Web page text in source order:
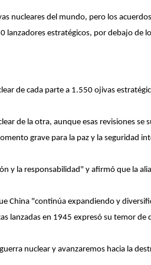
nucleares del mundo, pero los
lanzadores estratégicos, por debajo de
de cada parte a 1.550 ojivas
de la otra, aunque esas revisiones se
grave para la paz y la seguridad
y la responsabilidad" y afirmó que la
China "continúa expandiendo y
lanzadas en 1945 expresó su temor
nuclear y avanzaremos hacia la